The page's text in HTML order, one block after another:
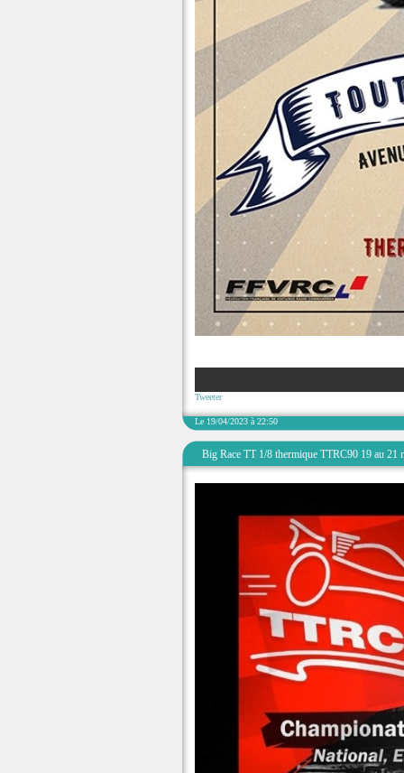
Tweeter
Le 19/04/2023 à 22:50
Big Race TT 1/8 thermique TTRC90 19 au 21